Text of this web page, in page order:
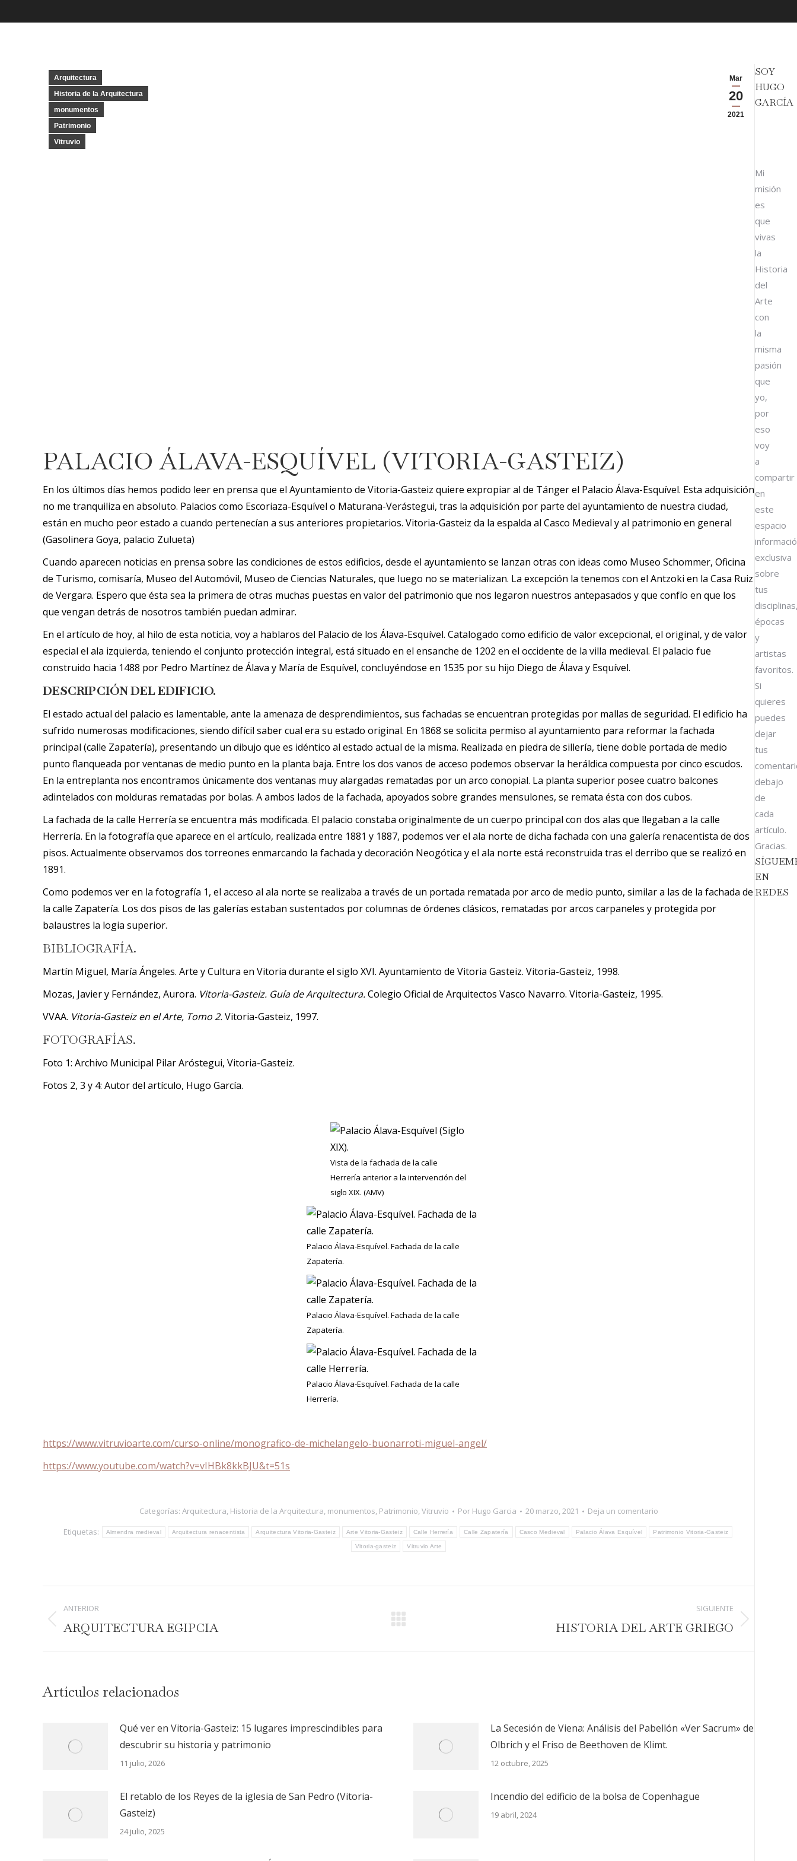
Mar
20
2021
Arquitectura
Historia de la Arquitectura
monumentos
Patrimonio
Vitruvio
PALACIO ÁLAVA-ESQUÍVEL (VITORIA-GASTEIZ)
En los últimos días hemos podido leer en prensa que el Ayuntamiento de Vitoria-Gasteiz quiere expropiar al de Tánger el Palacio Álava-Esquível. Esta adquisición
no me tranquiliza en absoluto. Palacios como Escoriaza-Esquível o Maturana-Verástegui, tras la adquisición por parte del ayuntamiento de nuestra ciudad,
están en mucho peor estado a cuando pertenecían a sus anteriores propietarios. Vitoria-Gasteiz da la espalda al Casco Medieval y al patrimonio en general
(Gasolinera Goya, palacio Zulueta)
Cuando aparecen noticias en prensa sobre las condiciones de estos edificios, desde el ayuntamiento se lanzan otras con ideas como Museo Schommer, Oficina
de Turismo, comisaría, Museo del Automóvil, Museo de Ciencias Naturales, que luego no se materializan. La excepción la tenemos con el Antzoki en la Casa Ruiz
de Vergara. Espero que ésta sea la primera de otras muchas puestas en valor del patrimonio que nos legaron nuestros antepasados y que confío en que los
que vengan detrás de nosotros también puedan admirar.
En el artículo de hoy, al hilo de esta noticia, voy a hablaros del Palacio de los Álava-Esquível. Catalogado como edificio de valor excepcional, el original, y de valor
especial el ala izquierda, teniendo el conjunto protección integral, está situado en el ensanche de 1202 en el occidente de la villa medieval. El palacio fue
construido hacia 1488 por Pedro Martínez de Álava y María de Esquível, concluyéndose en 1535 por su hijo Diego de Álava y Esquível.
DESCRIPCIÓN DEL EDIFICIO.
El estado actual del palacio es lamentable, ante la amenaza de desprendimientos, sus fachadas se encuentran protegidas por mallas de seguridad. El edificio ha
sufrido numerosas modificaciones, siendo difícil saber cual era su estado original. En 1868 se solicita permiso al ayuntamiento para reformar la fachada
principal (calle Zapatería), presentando un dibujo que es idéntico al estado actual de la misma. Realizada en piedra de sillería, tiene doble portada de medio
punto flanqueada por ventanas de medio punto en la planta baja. Entre los dos vanos de acceso podemos observar la heráldica compuesta por cinco escudos.
En la entreplanta nos encontramos únicamente dos ventanas muy alargadas rematadas por un arco conopial. La planta superior posee cuatro balcones
adintelados con molduras rematadas por bolas. A ambos lados de la fachada, apoyados sobre grandes mensulones, se remata ésta con dos cubos.
La fachada de la calle Herrería se encuentra más modificada. El palacio constaba originalmente de un cuerpo principal con dos alas que llegaban a la calle
Herrería. En la fotografía que aparece en el artículo, realizada entre 1881 y 1887, podemos ver el ala norte de dicha fachada con una galería renacentista de dos
pisos. Actualmente observamos dos torreones enmarcando la fachada y decoración Neogótica y el ala norte está reconstruida tras el derribo que se realizó en
1891.
Como podemos ver en la fotografía 1, el acceso al ala norte se realizaba a través de un portada rematada por arco de medio punto, similar a las de la fachada de
la calle Zapatería. Los dos pisos de las galerías estaban sustentados por columnas de órdenes clásicos, rematadas por arcos carpaneles y protegida por
balaustres la logia superior.
BIBLIOGRAFÍA.
Martín Miguel, María Ángeles. Arte y Cultura en Vitoria durante el siglo XVI. Ayuntamiento de Vitoria Gasteiz. Vitoria-Gasteiz, 1998.
Mozas, Javier y Fernández, Aurora. Vitoria-Gasteiz. Guía de Arquitectura.Colegio Oficial de Arquitectos Vasco Navarro. Vitoria-Gasteiz, 1995.
VVAA. Vitoria-Gasteiz en el Arte, Tomo 2.Vitoria-Gasteiz, 1997.
FOTOGRAFÍAS.
Foto 1: Archivo Municipal Pilar Aróstegui, Vitoria-Gasteiz.
Fotos 2, 3 y 4: Autor del artículo, Hugo García.
Vista de la fachada de la calle
Herrería anterior a la intervención del
siglo XIX. (AMV)
Palacio Álava-Esquível. Fachada de la calle
Zapatería.
Palacio Álava-Esquível. Fachada de la calle
Zapatería.
Palacio Álava-Esquível. Fachada de la calle
Herrería.
https://www.vitruvioarte.com/curso-online/monografico-de-michelangelo-buonarroti-miguel-angel/
https://www.youtube.com/watch?v=vIHBk8kkBJU&t=51s
Categorías: Arquitectura, Historia de la Arquitectura, monumentos, Patrimonio, Vitruvio Por Hugo Garcia 20 marzo, 2021
Deja un comentario
Etiquetas:
Almendra medieval Arquitectura renacentista Arquitectura Vitoria-Gasteiz Arte Vitoria-Gasteiz Calle Herrería Calle Zapatería Casco Medieval Palacio Álava Esquível Patrimonio Vitoria-Gasteiz
Vitoria-gasteiz Vitruvio Arte
entre
ANTERIOR
Publicación
ARQUITECTURA EGIPCIA
SIGUIENTE
HISTORIA DEL ARTE GRIEGO
Artículos relacionados
Qué ver en Vitoria-Gasteiz: 15 lugares imprescindibles para
descubrir su historia y patrimonio
11 julio, 2026
La Secesión de Viena: Análisis del Pabellón «Ver Sacrum» de
Olbrich y el Friso de Beethoven de Klimt.
12 octubre, 2025
El retablo de los Reyes de la iglesia de San Pedro (Vitoria-
Gasteiz)
24 julio, 2025
Incendio del edificio de la bolsa de Copenhague
19 abril, 2024
SOY
HUGO
GARCÍA
Mi
misión
es
que
vivas
la
Historia
del
Arte
con
la
misma
pasión
que
yo,
por
eso
voy
a
compartir
en
este
espacio
exclusiva
sobre
tus
épocas
y
artistas
favoritos.
Si
quieres
puedes
dejar
tus
debajo
de
cada
artículo.
Gracias.
EN
REDES